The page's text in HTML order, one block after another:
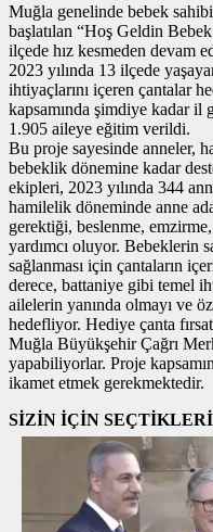
Muğla genelinde bebek
başlatılan “Hoş Geldin
ilçede hız kesmeden devam
2023 yılında 13 ilçede
ihtiyaçlarını içeren çantalar
kapsamında şimdiye kadar il
1.905 aileye eğitim verildi.
Bu proje sayesinde anneler,
bebeklik dönemine kadar
ekipleri, 2023 yılında 344
hamilelik döneminde anne
gerektiği, beslenme,
yardımcı oluyor. Bebeklerin
sağlanması için çantaların
derece, battaniye gibi temel
ailelerin yanında olmayı ve
hedefliyor. Hediye çanta
Muğla Büyükşehir Çağrı
yapabiliyorlar. Proje
ikamet etmek gerekmektedir.
SİZİN İÇİN